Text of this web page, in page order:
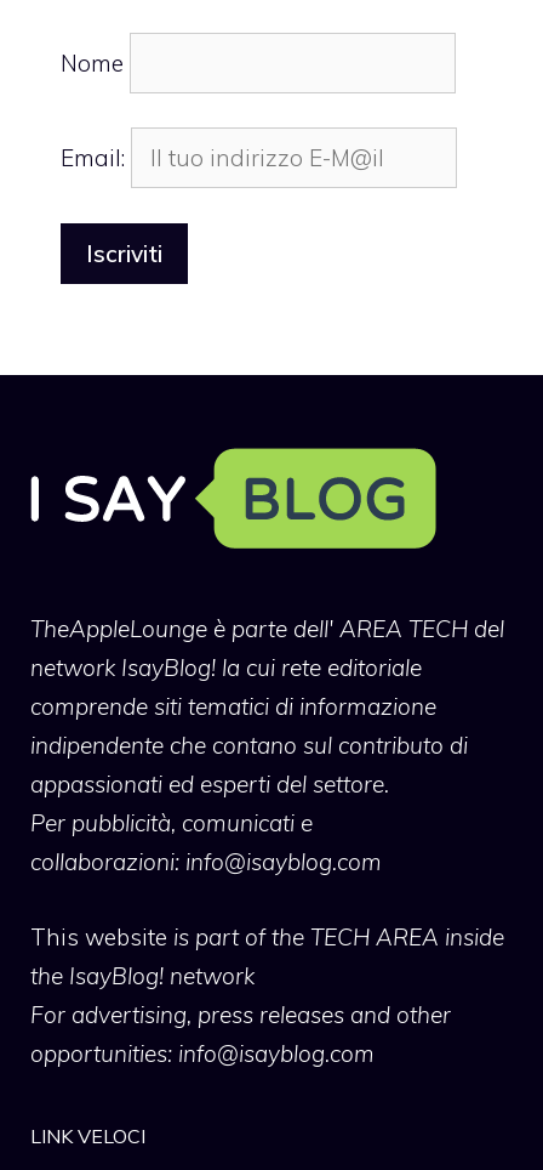
Nome
Email:
TheAppleLounge è parte dell' AREA TECH del
network IsayBlog! la cui rete editoriale
comprende siti tematici di informazione
indipendente che contano sul contributo di
appassionati ed esperti del settore.
Per pubblicità, comunicati e
collaborazioni: info@isayblog.com
This website is part of the TECH AREA inside
the IsayBlog! network
For advertising, press releases and other
opportunities: info@isayblog.com
LINK VELOCI